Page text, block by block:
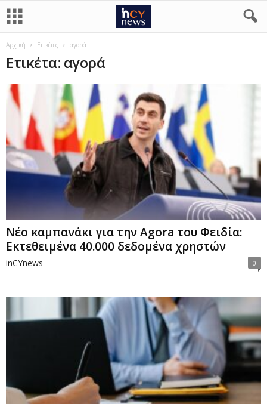
Αρχική Ετικέτες αγορά
Ετικέτα: αγορά
Νέο καμπανάκι για την Agora του Φειδία:
Εκτεθειμένα 40.000 δεδομένα χρηστών
inCYnews 0